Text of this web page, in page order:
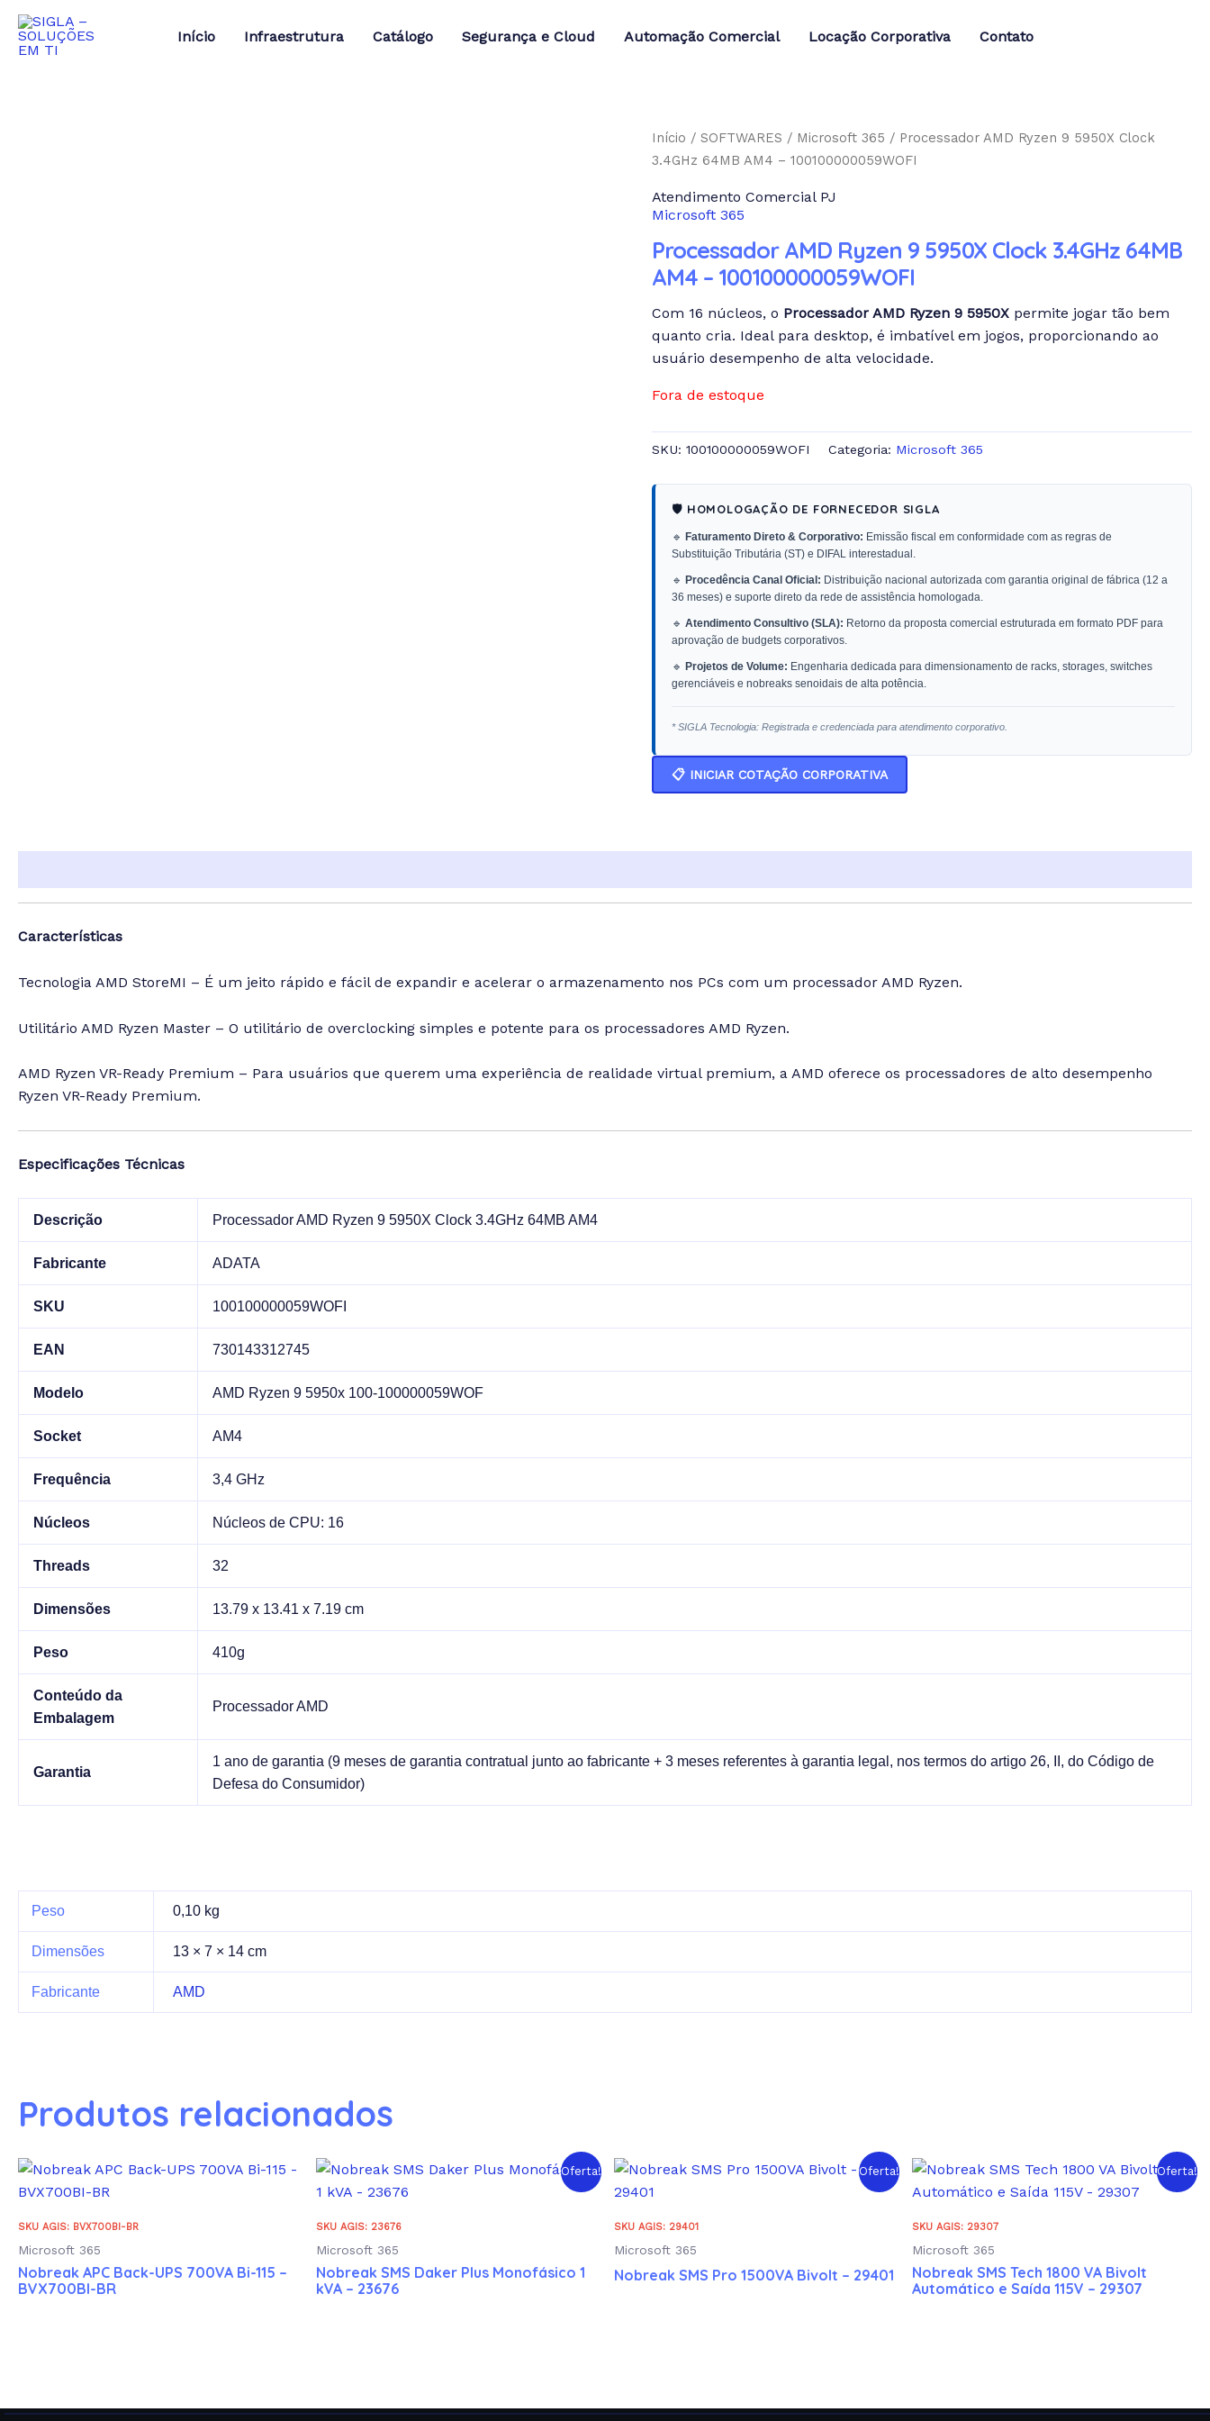
para
Início Infraestrutura Catálogo Segurança e Cloud Automação Comercial Locação Corporativa Contato
Início /SOFTWARES / Microsoft 365 / Processador AMD Ryzen 9 5950X Clock
3.4GHz 64MB AM4 – 100100000059WOFI
Atendimento Comercial PJ
Microsoft 365
Processador AMD Ryzen 9 5950X Clock 3.4GHz 64MB
AM4 – 100100000059WOFI
Com 16 núcleos, o Processador AMD Ryzen 9 5950X permite jogar tão bem
quanto cria. Ideal para desktop, é imbatível em jogos, proporcionando ao
usuário desempenho de alta velocidade.
Fora de estoque
SKU:100100000059WOFI Categoria: Microsoft 365
🛡️ HOMOLOGAÇÃO DE FORNECEDOR SIGLA
🔹 Faturamento Direto & Corporativo: Emissão fiscal em conformidade com as regras de
Substituição Tributária (ST) e DIFAL interestadual.
🔹 Procedência Canal Oficial: Distribuição nacional autorizada com garantia original de fábrica (12 a
36 meses) e suporte direto da rede de assistência homologada.
🔹Atendimento Consultivo (SLA): Retorno da proposta comercial estruturada em formato PDF para
aprovação de budgets corporativos.
🔹 Projetos de Volume: Engenharia dedicada para dimensionamento de racks, storages, switches
gerenciáveis e nobreaks senoidais de alta potência.
* SIGLA Tecnologia: Registrada e credenciada para atendimento corporativo.
📋 INICIAR COTAÇÃO CORPORATIVA
Características
Tecnologia AMD StoreMI – É um jeito rápido e fácil de expandir e acelerar o armazenamento nos PCs com um processador AMD Ryzen.
Utilitário AMD Ryzen Master – O utilitário de overclocking simples e potente para os processadores AMD Ryzen.
AMD Ryzen VR-Ready Premium – Para usuários que querem uma experiência de realidade virtual premium, a AMD oferece os processadores de alto desempenho
Ryzen VR-Ready Premium.
Especificações Técnicas
Descrição Processador AMD Ryzen 9 5950X Clock 3.4GHz 64MB AM4
Fabricante ADATA
SKU 100100000059WOFI
EAN 730143312745
Modelo AMD Ryzen 9 5950x 100-100000059WOF
Socket AM4
Frequência 3,4 GHz
Núcleos Núcleos de CPU: 16
Threads 32
Dimensões 13.79 x 13.41 x 7.19 cm
Peso 410g
Conteúdo da
Embalagem
Processador AMD
Garantia
1 ano de garantia (9 meses de garantia contratual junto ao fabricante + 3 meses referentes à garantia legal, nos termos do artigo 26, II, do Código de
Defesa do Consumidor)
Peso 0,10 kg
Dimensões 13 × 7 × 14 cm
Fabricante AMD
Produtos relacionados
SKU AGIS: BVX700BI-BR
Microsoft 365
Nobreak APC Back-UPS 700VA Bi-115 –
BVX700BI-BR
Oferta!
SKU AGIS: 23676
Microsoft 365
Nobreak SMS Daker Plus Monofásico 1
kVA – 23676
Oferta!
SKU AGIS: 29401
Microsoft 365
Nobreak SMS Pro 1500VA Bivolt – 29401
Oferta!
SKU AGIS: 29307
Microsoft 365
Nobreak SMS Tech 1800 VA Bivolt
Automático e Saída 115V – 29307